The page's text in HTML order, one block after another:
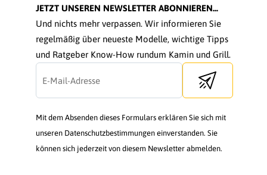
JETZT UNSEREN NEWSLETTER ABONNIEREN...
Und nichts mehr verpassen. Wir informieren Sie
regelmäßig über neueste Modelle, wichtige Tipps
und Ratgeber Know-How rundum Kamin und Grill.
Send newsletter
Mit dem Absenden dieses Formulars erklären Sie sich mit
unseren Datenschutzbestimmungen einverstanden. Sie
können sich jederzeit von diesem Newsletter abmelden.